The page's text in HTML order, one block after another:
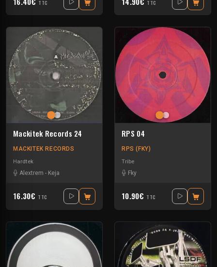
TTC TTC
Mackitek Records 24
MACKITEK RECORDS
Hardtek
Alextrem - Keja
16.30€ TTC
RPS 04
RPS (FKY)
Tribe
Fky
10.90€ TTC